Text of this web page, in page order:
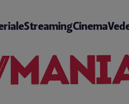
StreamingCinema